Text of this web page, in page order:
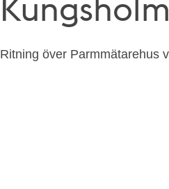
Ritning över Parmmätarehus